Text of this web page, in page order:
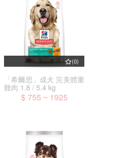
(0)
「希爾思」成犬 完美體重
雞肉 1.8 / 5.4 kg
$ 755 ~ 1925